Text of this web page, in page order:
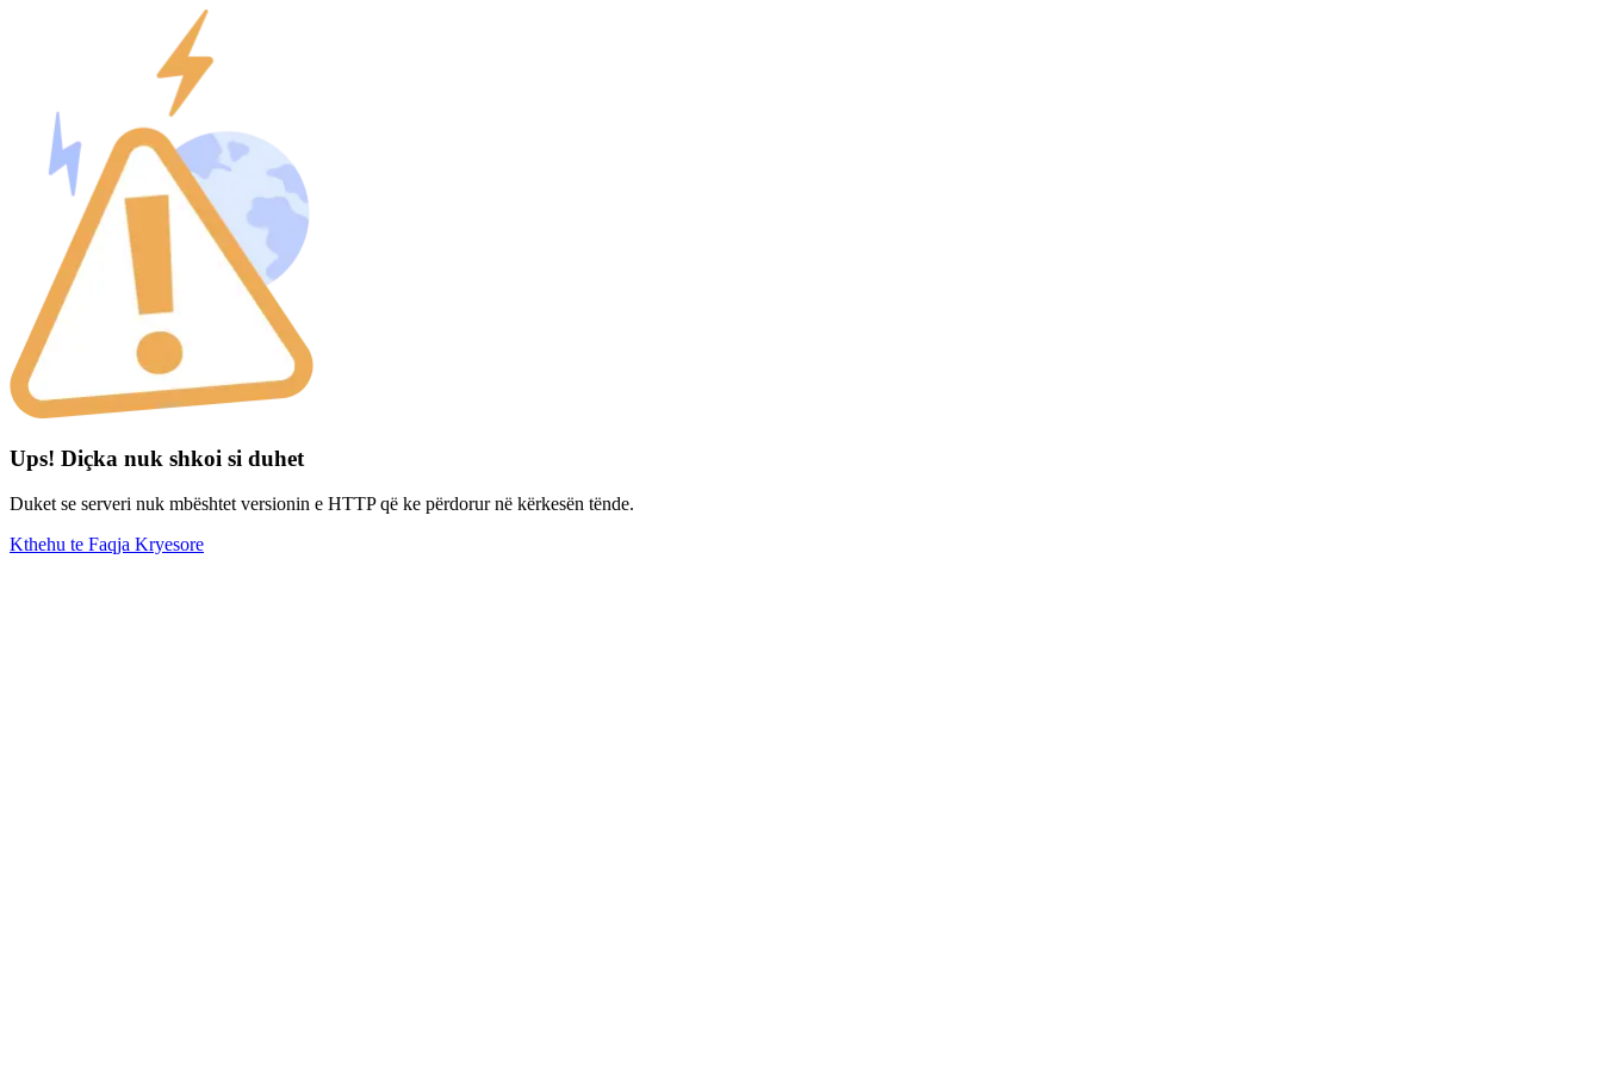
Ups! Diçka nuk shkoi si duhet
Duket se serveri nuk mbështet versionin e HTTP që ke përdorur në kërkesën tënde.
Kthehu te Faqja Kryesore